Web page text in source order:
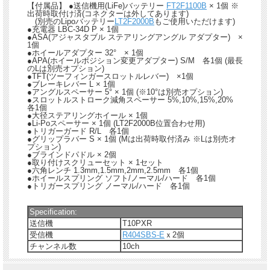
【付属品】 ●送信機用(LiFe)バッテリー FT2F1100B × 1個 ※
出荷時取付け済(コネクターは外してあります)
(別売のLipoバッテリーLT2F2000B もご使用いただけます)
●充電器 LBC-34D P × 1個
●ASA(アジャスタブル ステアリングアングル アダプター) ×
1個
●ホイールアダプター 32° × 1個
●APA(ホイールポジション変更アダプター) S/M 各1個 (最長
のLは別売オプション)
●TFT(ツーフィンガースロットルレバー) ×1個
●ブレーキレバー L × 1個
●アングルスペーサー 5° × 1個 (※10°は別売オプション)
●スロットルストローク減角スペーサー 5%,10%,15%,20%
各1個
●大径ステアリングホイール × 1個
●Li-Poスペーサー × 1個 (LT2F2000B位置合わせ用)
●トリガーガード R/L 各1個
●グリップラバー S × 1個 (Mは出荷時取付済み ※Lは別売オ
プション)
●ブラインドパドル × 2個
●取り付けスクリューセット × 1セット
●六角レンチ 1.3mm,1.5mm,2mm,2.5mm 各1個
●ホイールスプリング ソフト/ノーマル/ハード 各1個
●トリガースプリング ノーマル/ハード 各1個
Specification:
送信機
T10PXR
受信機
R404SBS-E ｘ2個
チャンネル数
10ch